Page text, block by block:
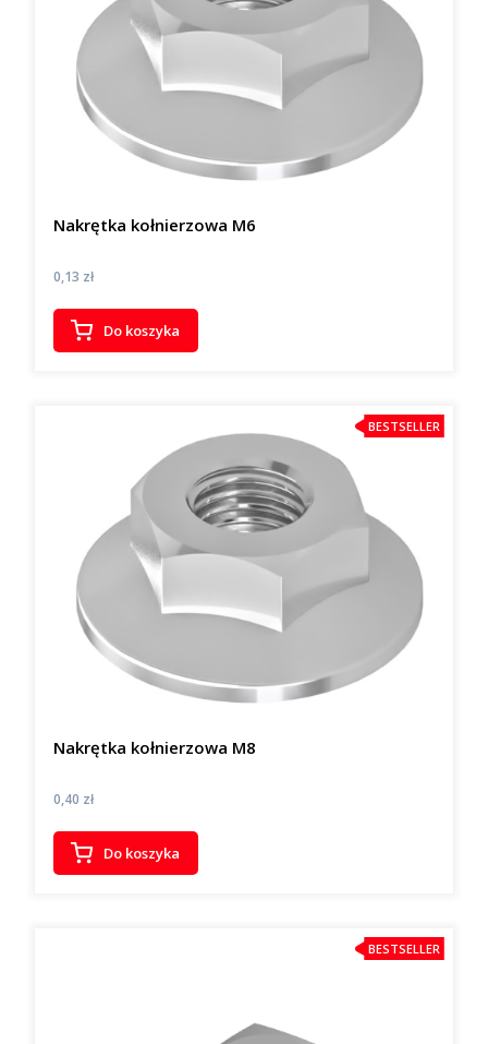
Nakrętka kołnierzowa M6
Cena
0,13 zł
Do koszyka
BESTSELLER
Nakrętka kołnierzowa M8
Cena
0,40 zł
Do koszyka
BESTSELLER